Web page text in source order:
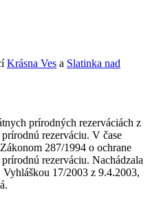
Krásna Ves a Slatinka nad
prírodných rezerváciách z
rezerváciu. V čase
287/1994 o ochrane
rezerváciu. Nachádzala
17/2003 z 9.4.2003,